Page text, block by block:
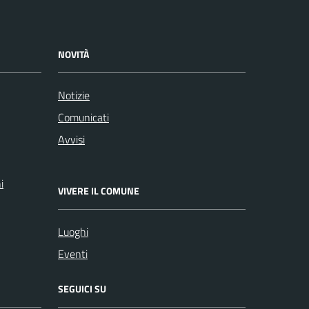
NOVITÀ
Notizie
Comunicati
Avvisi
VIVERE IL COMUNE
Luoghi
Eventi
SEGUICI SU